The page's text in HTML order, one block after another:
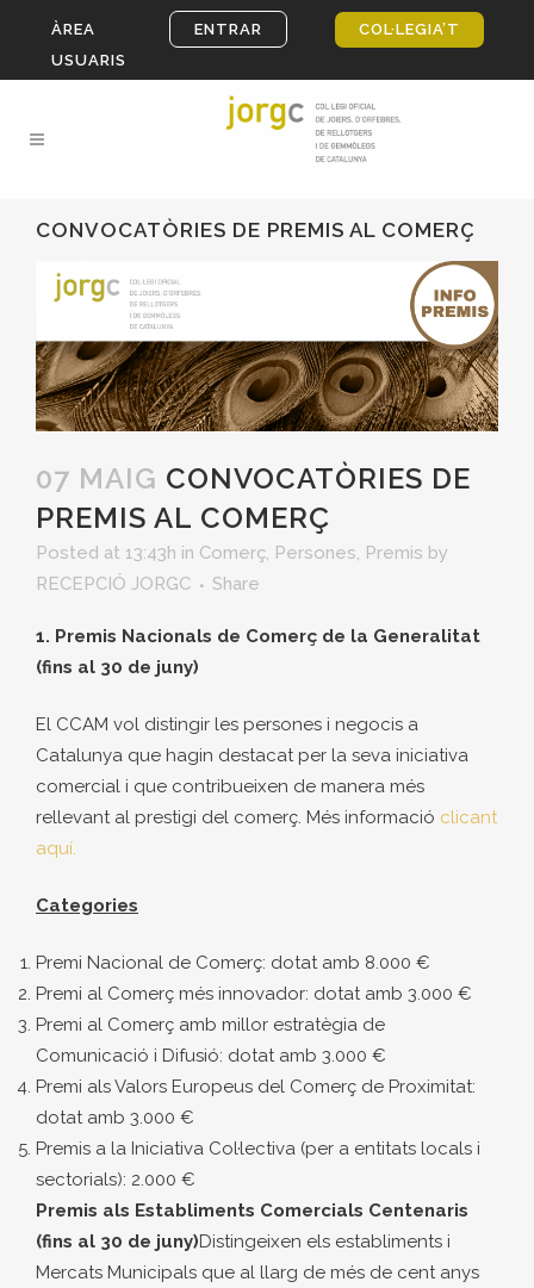
ÀREA
USUARIS
ENTRAR COL·LEGIA’T
CONVOCATÒRIES DE PREMIS AL COMERÇ
07 MAIG CONVOCATÒRIES DE
PREMIS AL COMERÇ
Posted at 13:43h in Comerç, Persones, Premis by
RECEPCIÓ JORGC
Share
1. Premis Nacionals de Comerç de la Generalitat
(fins al 30 de juny)
El CCAM vol distingir les persones i negocis a
Catalunya que hagin destacat per la seva iniciativa
comercial i que contribueixen de manera més
rellevant al prestigi del comerç. Més informació clicant
aquí.
Categories
Premi Nacional de Comerç: dotat amb 8.000 €
Premi al Comerç més innovador: dotat amb 3.000 €
Premi al Comerç amb millor estratègia de
Comunicació i Difusió: dotat amb 3.000 €
Premi als Valors Europeus del Comerç de Proximitat:
dotat amb 3.000 €
Premis a la Iniciativa Col·lectiva (per a entitats locals i
sectorials): 2.000 €
Premis als Establiments Comercials Centenaris
(fins al 30 de juny)Distingeixen els establiments i
Mercats Municipals que al llarg de més de cent anys